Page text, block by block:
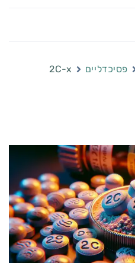
פסיכדליים 2C-x